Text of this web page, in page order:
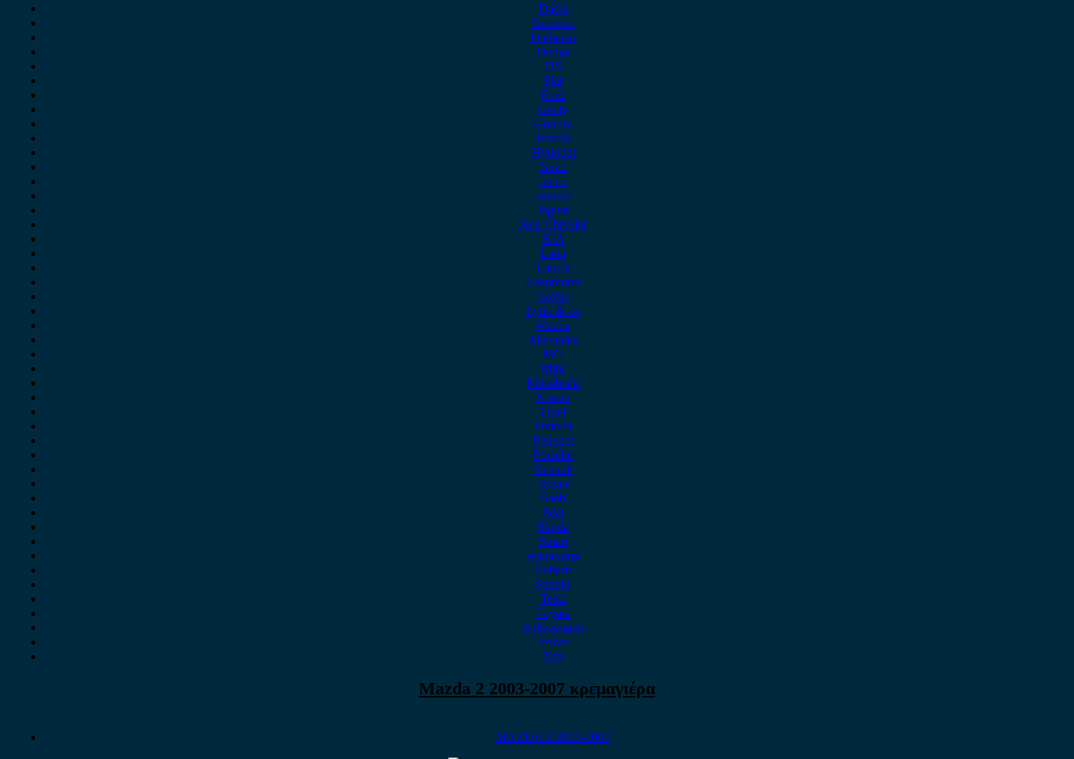
Dacia
Daewoo
Daihatsu
Dodge
DS
Fiat
Ford
Geely
Gonow
Honda
Hyundai
Isuzu
iveco
Jaecoo
Jaguar
Jeep Chrysler
KIA
Lada
Lancia
Leapmotor
Lexus
Lynk & co
Mazda
Mercedes
MG
Mini
Mitsubishi
Nissan
Opel
Omoda
Peugeot
Porsche
Renault
Rover
Saab
Seat
Skoda
Smart
ssangyong
Subaru
Suzuki
Tesla
Toyota
Volkswagen
Volvo
Xev
Mazda 2 2003-2007 κρεμαγιέρα
MAZDA 2 2003-2007